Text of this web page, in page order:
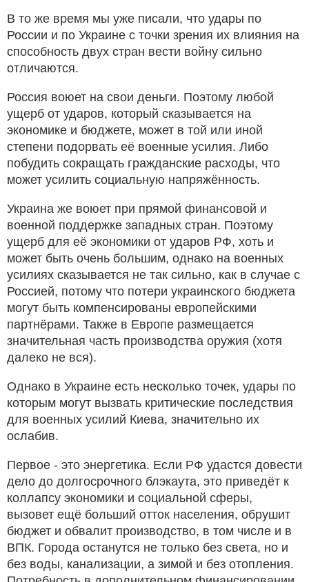
В то же время мы уже писали, что удары по
России и по Украине с точки зрения их влияния на
способность двух стран вести войну сильно
отличаются.
Россия воюет на свои деньги. Поэтому любой
ущерб от ударов, который сказывается на
экономике и бюджете, может в той или иной
степени подорвать её военные усилия. Либо
побудить сокращать гражданские расходы, что
может усилить социальную напряжённость.
Украина же воюет при прямой финансовой и
военной поддержке западных стран. Поэтому
ущерб для её экономики от ударов РФ, хоть и
может быть очень большим, однако на военных
усилиях сказывается не так сильно, как в случае с
Россией, потому что потери украинского бюджета
могут быть компенсированы европейскими
партнёрами. Также в Европе размещается
значительная часть производства оружия (хотя
далеко не вся).
Однако в Украине есть несколько точек, удары по
которым могут вызвать критические последствия
для военных усилий Киева, значительно их
ослабив.
Первое - это энергетика. Если РФ удастся довести
дело до долгосрочного блэкаута, это приведёт к
коллапсу экономики и социальной сферы,
вызовет ещё больший отток населения, обрушит
бюджет и обвалит производство, в том числе и в
ВПК. Города останутся не только без света, но и
без воды, канализации, а зимой и без отопления.